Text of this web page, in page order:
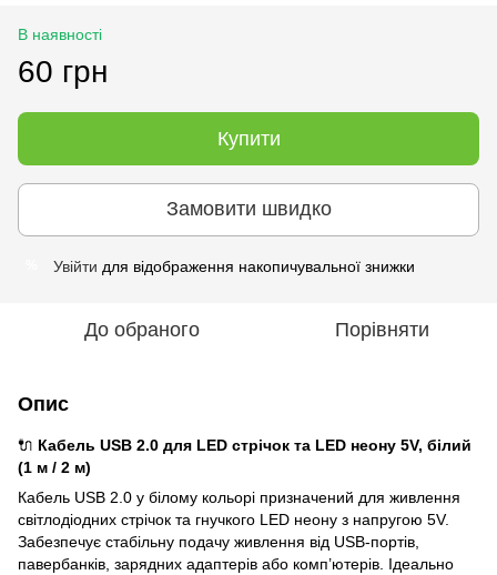
В наявності
60 грн
Купити
Замовити швидко
Увійти для відображення накопичувальної знижки
До обраного Порівняти
Опис
🔌 Кабель USB 2.0 для LED стрічок та LED неону 5V, білий
(1 м / 2 м)
Кабель USB 2.0 у білому кольорі призначений для живлення
світлодіодних стрічок та гнучкого LED неону з напругою 5V.
Забезпечує стабільну подачу живлення від USB-портів,
павербанків, зарядних адаптерів або комп’ютерів. Ідеально